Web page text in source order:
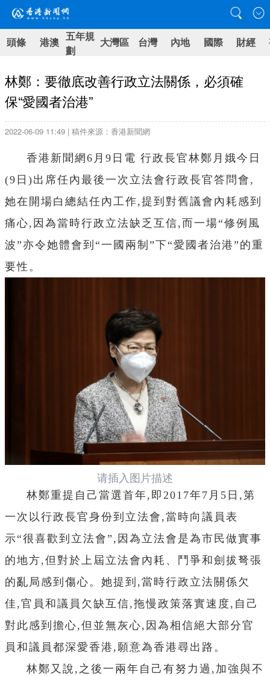
頭條 港澳 五年規
劃
大灣區 台灣 內地 國際 財經
林鄭：要徹底改善行政立法關係，必須確
保“愛國者治港”
2022-06-09 11:49 | 稿件來源：香港新聞網
香港新聞網6月9日電 行政長官林鄭月娥今日
(9日)出席任內最後一次立法會行政長官答問會,
她在開場白總結任內工作,提到對舊議會內耗感到
痛心,因為當時行政立法缺乏互信,而一場“修例風
波”亦令她體會到“一國兩制”下“愛國者治港”的重
要性。
请插入图片描述
林鄭重提自己當選首年,即2017年7月5日,第
一次以行政長官身份到立法會,當時向議員表
示“很喜歡到立法會”,因為立法會是為市民做實事
的地方,但對於上屆立法會內耗、鬥爭和劍拔弩張
的亂局感到傷心。她提到,當時行政立法關係欠
佳,官員和議員欠缺互信,拖慢政策落實速度,自己
對此感到擔心,但並無灰心,因為相信絕大部分官
員和議員都深愛香港,願意為香港尋出路。
林鄭又說,之後一兩年自己有努力過,加強與不